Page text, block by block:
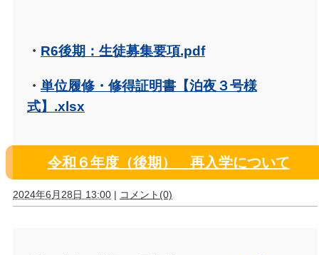
・ R6後期：生徒募集要項.pdf
・ 単位履修・修得証明書【泊夜３号様
式】.xlsx
令和６年度（後期） 再入学について
2024年6月28日 13:00 | コメント(0)